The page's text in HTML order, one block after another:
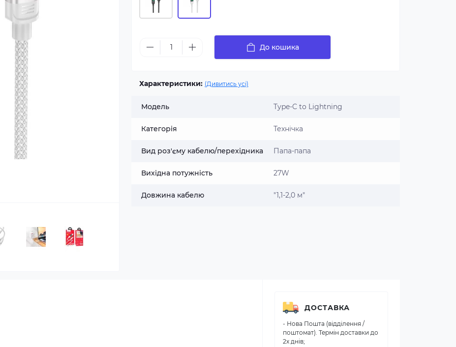
До кошика
Характеристики: (Дивитись усі)
Модель Type-C to Lightning
Категорія Технічка
Вид роз'єму кабелю/перехідника Папа-папа
Вихідна потужність 27W
Довжина кабелю "1,1-2,0 м"
ДОСТАВКА
- Нова Пошта (відділення /
поштомат). Термін доставки до
2х днів;